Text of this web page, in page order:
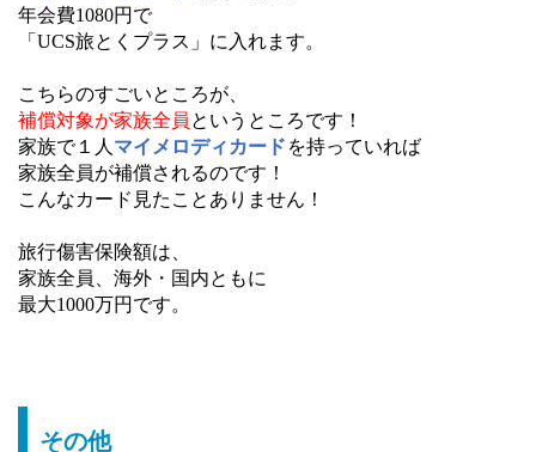
年会費1080円で
「UCS旅とくプラス」に入れます。
こちらのすごいところが、
補償対象が家族全員 というところです！
家族で１人 マイメロディカード を持っていれば
家族全員が補償されるのです！
こんなカード見たことありません！
旅行傷害保険額は、
家族全員、海外・国内ともに
最大1000万円です。
その他